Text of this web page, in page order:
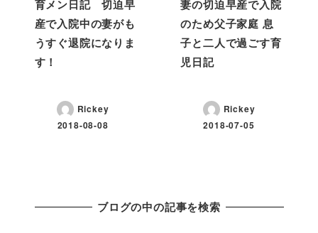
育メン日記 切迫早
産で入院中の妻がも
うすぐ退院になりま
す！
Rickey
2018-08-08
妻の切迫早産で入院
のため父子家庭 息
子と二人で過ごす育
児日記
Rickey
2018-07-05
ブログの中の記事を検索